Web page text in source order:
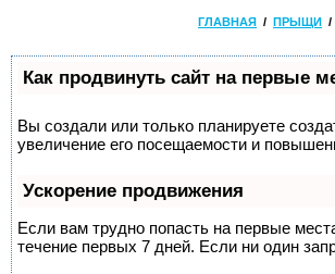
ГЛАВНАЯ / ПРЫЩИ /
Как продвинуть сайт на первые
Вы создали или только планируете
увеличение его посещаемости и
Ускорение продвижения
Если вам трудно попасть на первые
течение первых 7 дней. Если ни один